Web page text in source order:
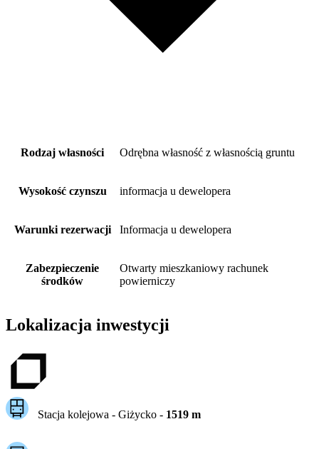
Rodzaj własności Odrębna własność z własnością gruntu
Wysokość czynszu informacja u dewelopera
Warunki rezerwacji Informacja u dewelopera
Zabezpieczenie
środków
Otwarty mieszkaniowy rachunek
powierniczy
Lokalizacja inwestycji
Stacja kolejowa - Giżycko- 1519m